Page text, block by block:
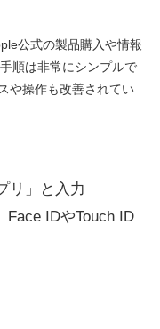
公式の製品購入や情報
順は非常にシンプルで
や操作も改善されてい
リ」と入力
Face IDやTouch ID